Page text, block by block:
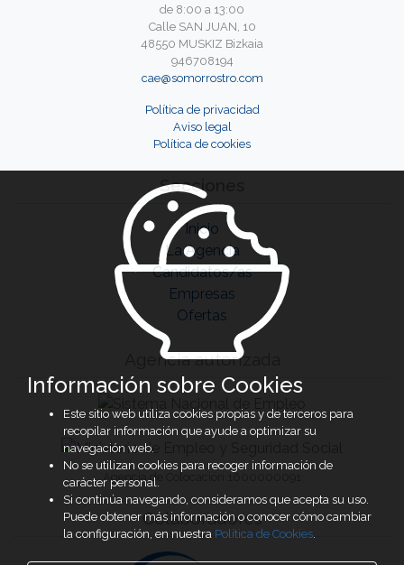
de 8:00 a 13:00
Calle SAN JUAN, 10
48550 MUSKIZ Bizkaia
946708194
cae@somorrostro.com
Política de privacidad
Aviso legal
Política de cookies
Secciones
Inicio
La Agencia
Candidatos/as
Empresas
Ofertas
Agencia autorizada
Agencia de Colocación 1600000091
Colaboradores
Información sobre Cookies
Este sitio web utiliza cookies propias y de terceros para
recopilar información que ayude a optimizar su
navegación web.
No se utilizan cookies para recoger información de
carácter personal.
Si continúa navegando, consideramos que acepta su uso.
Puede obtener más información o conocer cómo cambiar
la configuración, en nuestra Política de Cookies.